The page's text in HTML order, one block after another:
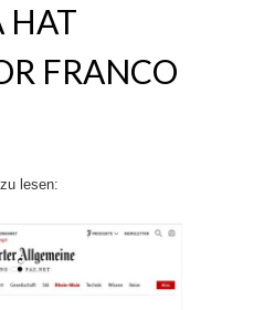
HAT
FRANCO
zu lesen: